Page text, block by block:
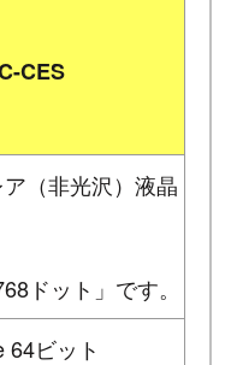
CES
（非光沢）液晶
ドット」です。
64ビット